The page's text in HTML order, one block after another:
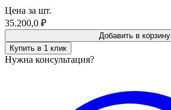
Цена за шт.
35.200,0 ₽
Добавить в корзину
Купить в 1 клик
Нужна консультация?